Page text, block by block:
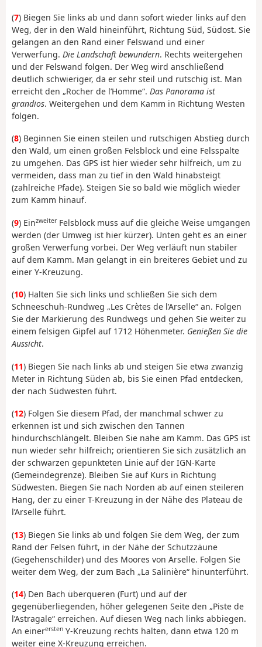
(7) Biegen Sie links ab und dann sofort wieder links auf den
Weg, der in den Wald hineinführt, Richtung Süd, Südost. Sie
gelangen an den Rand einer Felswand und einer
Verwerfung. Die Landschaft bewundern. Rechts weitergehen
und der Felswand folgen. Der Weg wird anschließend
deutlich schwieriger, da er sehr steil und rutschig ist. Man
erreicht den „Rocher de l’Homme“. Das Panorama ist
grandios. Weitergehen und dem Kamm in Richtung Westen
folgen.
(8) Beginnen Sie einen steilen und rutschigen Abstieg durch
den Wald, um einen großen Felsblock und eine Felsspalte
zu umgehen. Das GPS ist hier wieder sehr hilfreich, um zu
vermeiden, dass man zu tief in den Wald hinabsteigt
(zahlreiche Pfade). Steigen Sie so bald wie möglich wieder
zum Kamm hinauf.
(9) Einzweiter Felsblock muss auf die gleiche Weise umgangen
werden (der Umweg ist hier kürzer). Unten geht es an einer
großen Verwerfung vorbei. Der Weg verläuft nun stabiler
auf dem Kamm. Man gelangt in ein breiteres Gebiet und zu
einer Y-Kreuzung.
(10) Halten Sie sich links und schließen Sie sich dem
Schneeschuh-Rundweg „Les Crètes de l’Arselle“ an. Folgen
Sie der Markierung des Rundwegs und gehen Sie weiter zu
einem felsigen Gipfel auf 1712 Höhenmeter. Genießen Sie die
Aussicht.
(11) Biegen Sie nach links ab und steigen Sie etwa zwanzig
Meter in Richtung Süden ab, bis Sie einen Pfad entdecken,
der nach Südwesten führt.
(12) Folgen Sie diesem Pfad, der manchmal schwer zu
erkennen ist und sich zwischen den Tannen
hindurchschlängelt. Bleiben Sie nahe am Kamm. Das GPS ist
nun wieder sehr hilfreich; orientieren Sie sich zusätzlich an
der schwarzen gepunkteten Linie auf der IGN-Karte
(Gemeindegrenze). Bleiben Sie auf Kurs in Richtung
Südwesten. Biegen Sie nach Norden ab auf einen steileren
Hang, der zu einer T-Kreuzung in der Nähe des Plateau de
l’Arselle führt.
(13) Biegen Sie links ab und folgen Sie dem Weg, der zum
Rand der Felsen führt, in der Nähe der Schutzzäune
(Gegehenschilder) und des Moores von Arselle. Folgen Sie
weiter dem Weg, der zum Bach „La Salinière“ hinunterführt.
(14) Den Bach überqueren (Furt) und auf der
gegenüberliegenden, höher gelegenen Seite den „Piste de
l’Astragale“ erreichen. Auf diesen Weg nach links abbiegen.
An einerersten Y-Kreuzung rechts halten, dann etwa 120 m
weiter eine X-Kreuzung erreichen.